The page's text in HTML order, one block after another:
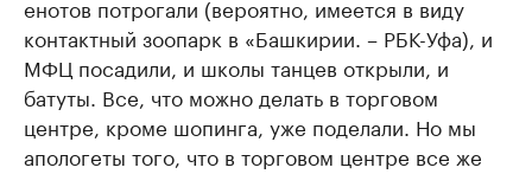
енотов потрогали (вероятно, имеется в виду
контактный зоопарк в «Башкирии. – РБК-Уфа), и
МФЦ посадили, и школы танцев открыли, и
батуты. Все, что можно делать в торговом
центре, кроме шопинга, уже поделали. Но мы
апологеты того, что в торговом центре все же